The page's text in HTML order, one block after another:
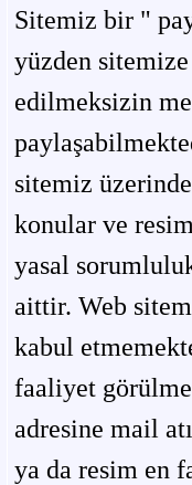
Sitemiz bir "
yüzden
edilmeksizin
sitemiz
konular ve
yasal
aittir. Web
kabul
faaliyet
adresine mail
ya da resim en